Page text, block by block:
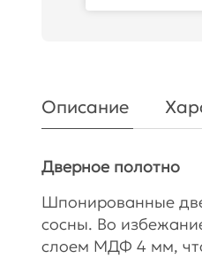
Описание
Дверное полотно
Шпонированные
сосны. Во
слоем МДФ 4 мм,